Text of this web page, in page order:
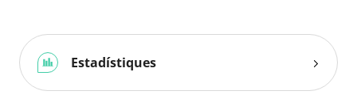
Estadístiques